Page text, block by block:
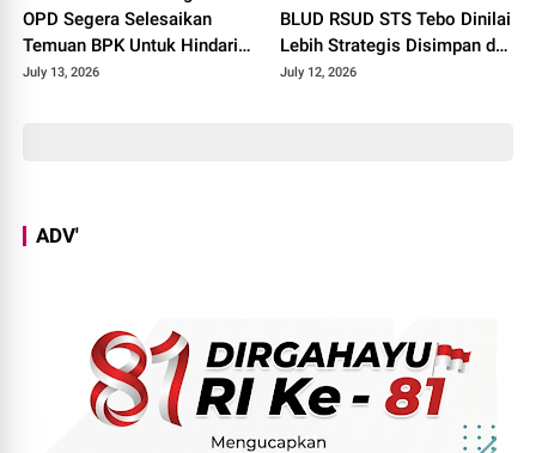
OPD Segera Selesaikan
Temuan BPK Untuk Hindari
Resiko Hukum
July 13, 2026
BLUD RSUD STS Tebo Dinilai
Lebih Strategis Disimpan di
Bank Jambi
July 12, 2026
ADV'